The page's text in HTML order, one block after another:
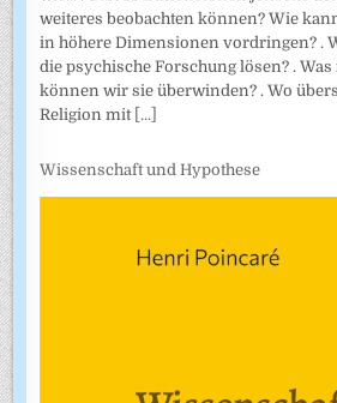
weiteres beobachten können? Wie
in höhere Dimensionen vordringen? .
die psychische Forschung lösen? .
können wir sie überwinden? . Wo
Religion mit [...]
Wissenschaft und Hypothese